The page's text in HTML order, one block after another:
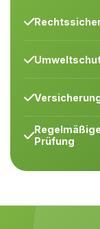
Regelmäßige
Prüfung